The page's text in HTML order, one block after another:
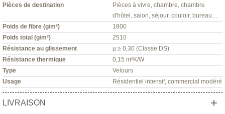
Pièces de destination
Pièces à vivre, chambre, chambre
d'hôtel, salon, séjour, couloir, bureau…
Poids de fibre (g/m²)
1800
Poids total (g/m²)
2510
Résistance au glissement
µ ≥ 0,30 (Classe DS)
Résistance thermique
0,15 m²K/W
Type
Velours
Usage
Résidentiel intensif, commercial modéré
LIVRAISON +